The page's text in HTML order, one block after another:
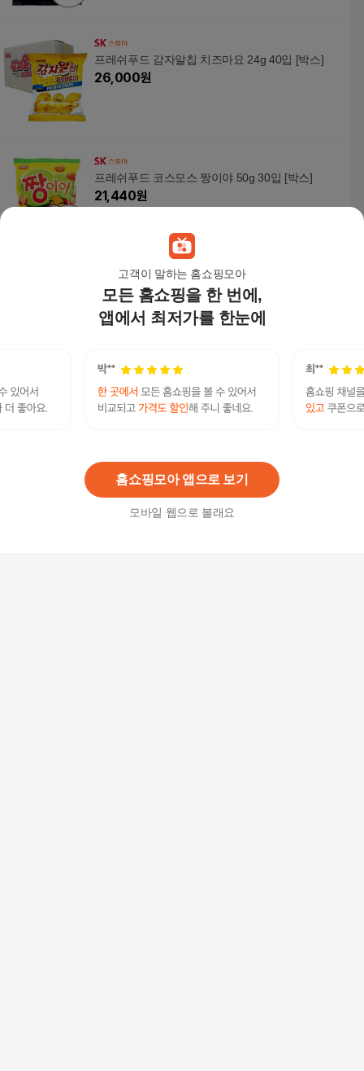
고객이 말하는 홈쇼핑모아
모든 홈쇼핑을 한 번에,
앱에서 최저가를 한눈에
홈쇼핑모아 앱으로 보기
모바일 웹으로 볼래요
프레쉬푸드 감자알칩 치즈마요 24g 40입 [박스]
26,000원
프레쉬푸드 코스모스 짱이야 50g 30입 [박스]
21,440원
프레쉬푸드 해태 구운감자 27g 30입 [박스]
33,080원
프레쉬푸드 신흥식품 꼬꼬 1.6kg 2입 [박스]